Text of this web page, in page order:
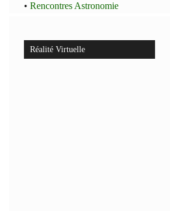
•Rencontres Astronomie
Réalité Virtuelle